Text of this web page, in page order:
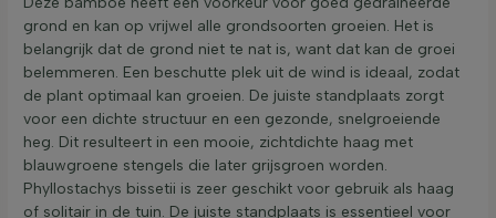
grond en kan op vrijwel alle grondsoorten groeien. Het is
belangrijk dat de grond niet te nat is, want dat kan de groei
belemmeren. Een beschutte plek uit de wind is ideaal, zodat
de plant optimaal kan groeien. De juiste standplaats zorgt
voor een dichte structuur en een gezonde, snelgroeiende
heg. Dit resulteert in een mooie, zichtdichte haag met
blauwgroene stengels die later grijsgroen worden.
Phyllostachys bissetii is zeer geschikt voor gebruik als haag
of solitair in de tuin. De juiste standplaats is essentieel voor